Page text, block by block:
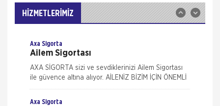
HİZMETLERİMİZ
İş yeri Paket Sigortası siz iş yeri sahipleri
düşünülerek mümkün olan tüm riskleri en ekonomik
Axa Sigorta
Ailem Sigortası
AXA SİGORTA sizi ve sevdiklerinizi Ailem Sigortası
ile güvence altına alıyor. AİLENİZ BİZİM İÇİN ÖNEMLİ
AXA SİGORTA sizi ve/veya ailenizi, ferdi kaza
Axa Sigorta